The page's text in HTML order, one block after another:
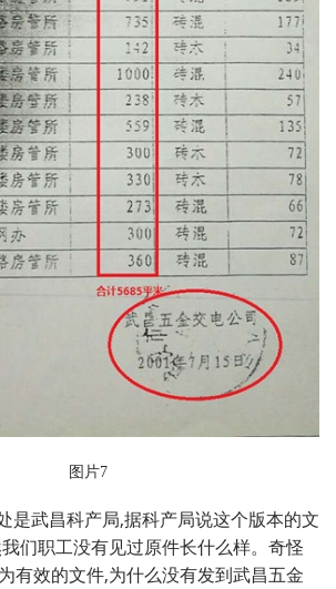
图片7
是武昌科产局,据科产局说这个版本的文
们职工没有见过原件长什么样。奇怪
有效的文件,为什么没有发到武昌五金